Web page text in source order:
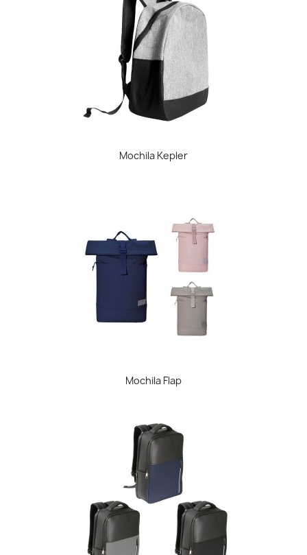
Mochila Kepler
Mochila Flap